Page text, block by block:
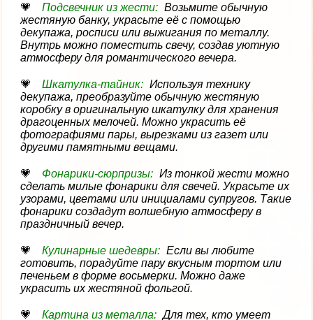
Подсвечник из жести: Возьмите обычную
жестяную банку, украсьте её с помощью
декупажа, росписи или выжигания по металлу.
Внутрь можно поместить свечу, создав уютную
атмосферу для романтического вечера.
Шкатулка-тайник: Используя технику
декупажа, преобразуйте обычную жестяную
коробку в оригинальную шкатулку для хранения
драгоценных мелочей. Можно украсить её
фотографиями пары, вырезками из газет или
другими памятными вещами.
Фонарики-сюрпризы: Из тонкой жести можно
сделать милые фонарики для свечей. Украсьте их
узорами, цветами или инициалами супругов. Такие
фонарики создадут волшебную атмосферу в
праздничный вечер.
Кулинарные шедевры: Если вы любите
готовить, порадуйте пару вкусным тортом или
печеньем в форме восьмерки. Можно даже
украсить их жестяной фольгой.
Картина из металла: Для тех, кто умеет